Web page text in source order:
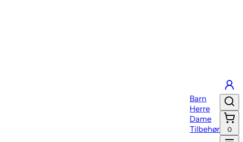
Barn
Herre
Dame
Tilbehør
0